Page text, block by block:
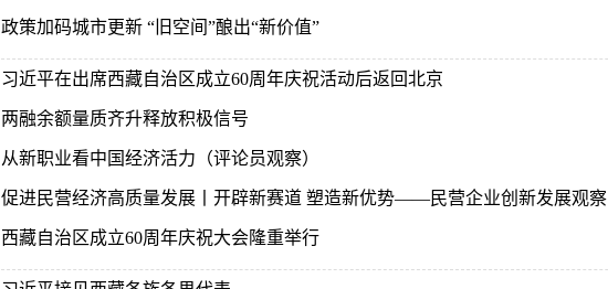
政策加码城市更新 “旧空间”酿出“新价值”
习近平在出席西藏自治区成立60周年庆祝活动后返回北京
两融余额量质齐升释放积极信号
从新职业看中国经济活力（评论员观察）
促进民营经济高质量发展丨开辟新赛道 塑造新优势——民营企业创新发展观察
西藏自治区成立60周年庆祝大会隆重举行